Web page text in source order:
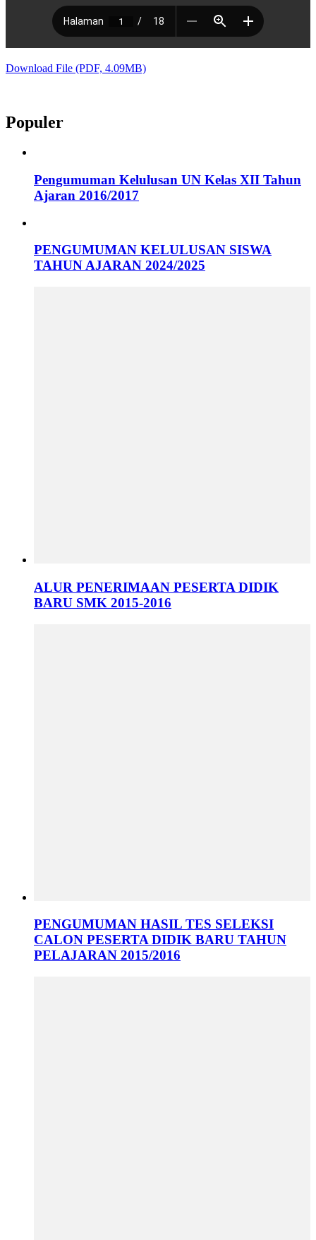
Download File (PDF, 4.09MB)
Populer
Pengumuman Kelulusan UN Kelas XII Tahun
Ajaran 2016/2017
PENGUMUMAN KELULUSAN SISWA
TAHUN AJARAN 2024/2025
ALUR PENERIMAAN PESERTA DIDIK
BARU SMK 2015-2016
PENGUMUMAN HASIL TES SELEKSI
CALON PESERTA DIDIK BARU TAHUN
PELAJARAN 2015/2016